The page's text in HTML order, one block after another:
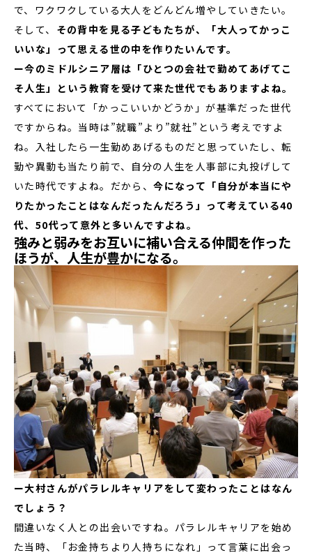
で、ワクワクしている大人をどんどん増やしていきたい。
そして、 その背中を見る子どもたちが、「大人ってかっこ
いいな」って思える世の中を作りたいんです。
ー今のミドルシニア層は「ひとつの会社で勤めてあげてこ
そ人生」という教育を受けて来た世代でもありますよね。
すべてにおいて「かっこいいかどうか」が基準だった世代
ですからね。当時は”就職”より”就社”という考えですよ
ね。入社したら一生勤めあげるものだと思っていたし、転
勤や異動も当たり前で、自分の人生を人事部に丸投げして
いた時代ですよね。だから、今になって「自分が本当にや
りたかったことはなんだったんだろう」って考えている40
代、50代って意外と多いんですよね。
強みと弱みをお互いに補い合える仲間を作った
ほうが、人生が豊かになる。
ー大村さんがパラレルキャリアをして変わったことはなん
でしょう？
間違いなく人との出会いですね。パラレルキャリアを始め
た当時、「お金持ちより人持ちになれ」って言葉に出会っ